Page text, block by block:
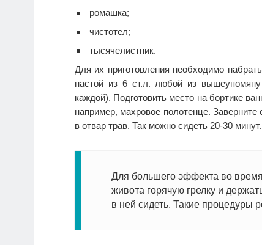
ромашка;
чистотел;
тысячелистник.
Для их приготовления необходимо
настой из 6 ст.л. любой из
каждой). Подготовить место на бортике
например, махровое полотенце.
в отвар трав. Так можно сидеть 20-30 минут.
Для большего эффекта во
живота горячую грелку и
в ней сидеть. Такие процедуры